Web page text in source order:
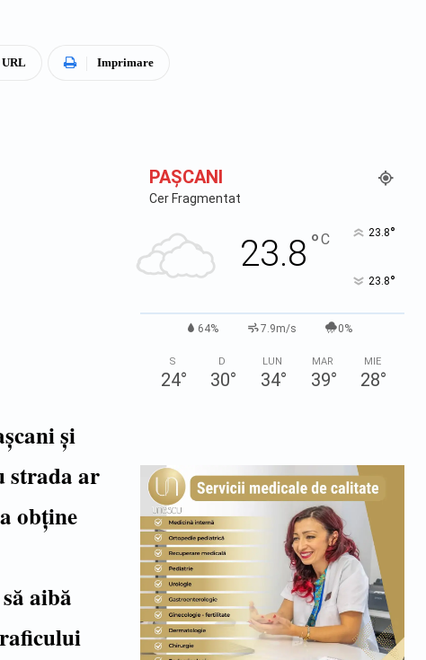
Imprimare
și
strada ar
obține
aibă
PAŞCANI
Cer Fragmentat
23.8 °C 23.8°
23.8°
64% 7.9m/s 0%
S
24°
D
30°
LUN
34°
MAR
39°
MIE
28°